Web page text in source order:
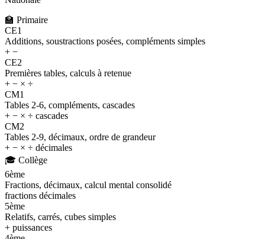
🏫 Primaire
CE1
Additions, soustractions posées, compléments simples
+ −
CE2
Premières tables, calculs à retenue
+ − × ÷
CM1
Tables 2-6, compléments, cascades
+ − × ÷ cascades
CM2
Tables 2-9, décimaux, ordre de grandeur
+ − × ÷ décimales
🎓 Collège
6ème
Fractions, décimaux, calcul mental consolidé
fractions décimales
5ème
Relatifs, carrés, cubes simples
+ puissances